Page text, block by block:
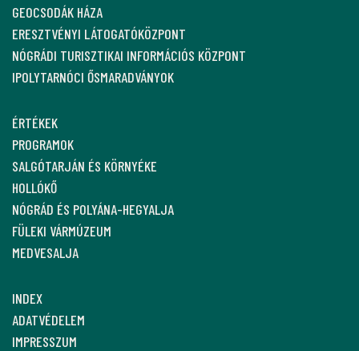
GEOCSODÁK HÁZA
ERESZTVÉNYI LÁTOGATÓKÖZPONT
NÓGRÁDI TURISZTIKAI INFORMÁCIÓS KÖZPONT
IPOLYTARNÓCI ŐSMARADVÁNYOK
ÉRTÉKEK
PROGRAMOK
SALGÓTARJÁN ÉS KÖRNYÉKE
HOLLÓKŐ
NÓGRÁD ÉS POLYÁNA-HEGYALJA
FÜLEKI VÁRMÚZEUM
MEDVESALJA
INDEX
ADATVÉDELEM
IMPRESSZUM